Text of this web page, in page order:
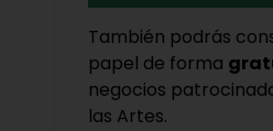
También podrás
papel de forma
negocios
las Artes.